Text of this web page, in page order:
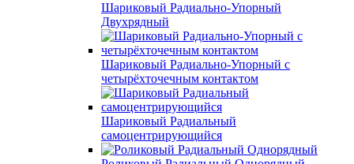
Шариковый Радиально-Упорный
Двухрядный
Шариковый Радиально-Упорный с
четырёхточечным контактом
Шариковый Радиальный
самоцентрирующийся